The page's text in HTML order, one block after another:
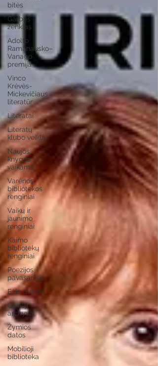
bitės
Garbės
ženklas
Adolfo
Ramanausko–
Vanago
premija
Vinco
Krėvės-
Mickevičiaus
literatūr
Literatai
Literatų
klubo veikla
Naujos
knygos
vaikams
Varėnos
bibliotekos
renginiai
Vaikų ir
jaunimo
renginiai
Kaimo
bibliotekų
renginiai
Poezijos
pavasarėlis
Ežio dvaras
Gyvieji
archyvai
Žymios
datos
Mobilioji
biblioteka